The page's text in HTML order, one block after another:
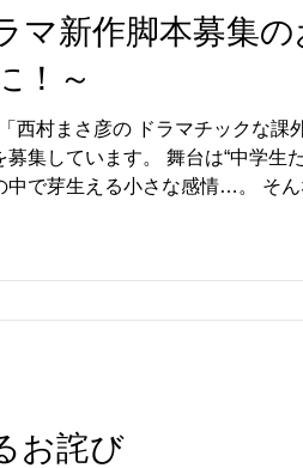
マ新作脚本募集
！～
西村まさ彦の ドラマチックな課
アルな日常”。 クラスメイトとの何気ない会話、放
中で芽生える小さな感情…。 そ
お詫び